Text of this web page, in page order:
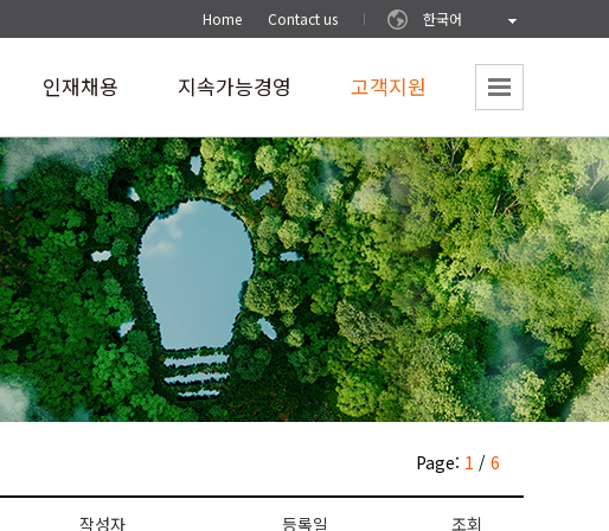
Home Contact us 한국어
인재채용 지속가능경영 고객지원
Page: 1 / 6
작성자 등록일 조회